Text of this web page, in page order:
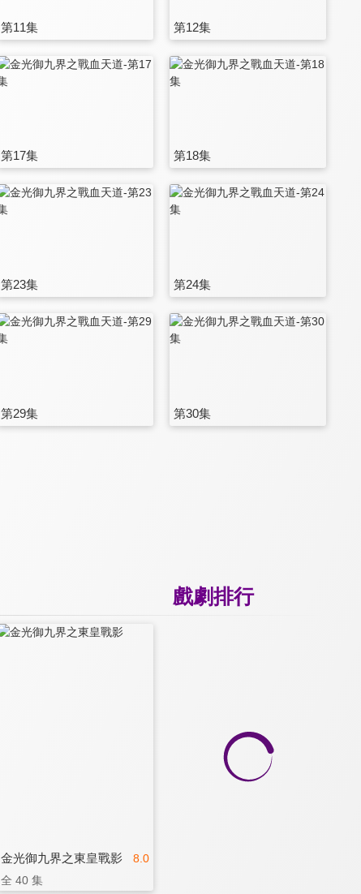
第11集 第12集
第17集 第18集
第23集 第24集
第29集 第30集
戲劇排行
8.0
金光御九界之東皇戰影
全 40 集